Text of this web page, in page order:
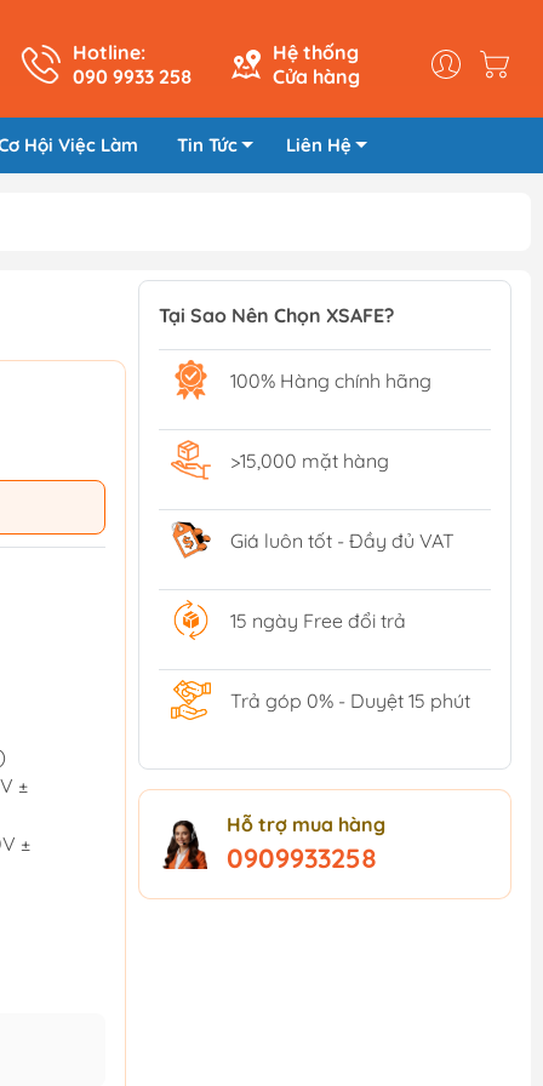
Hotline:
090 9933 258
Hệ thống
Cửa hàng
Hội Việc Làm Tin Tức Liên Hệ
±
±
Tại Sao Nên Chọn XSAFE?
100% Hàng chính hãng
>15,000 mặt hàng
Giá luôn tốt - Đầy đủ VAT
15 ngày Free đổi trả
Trả góp 0% - Duyệt 15 phút
Hỗ trợ mua hàng
0909933258